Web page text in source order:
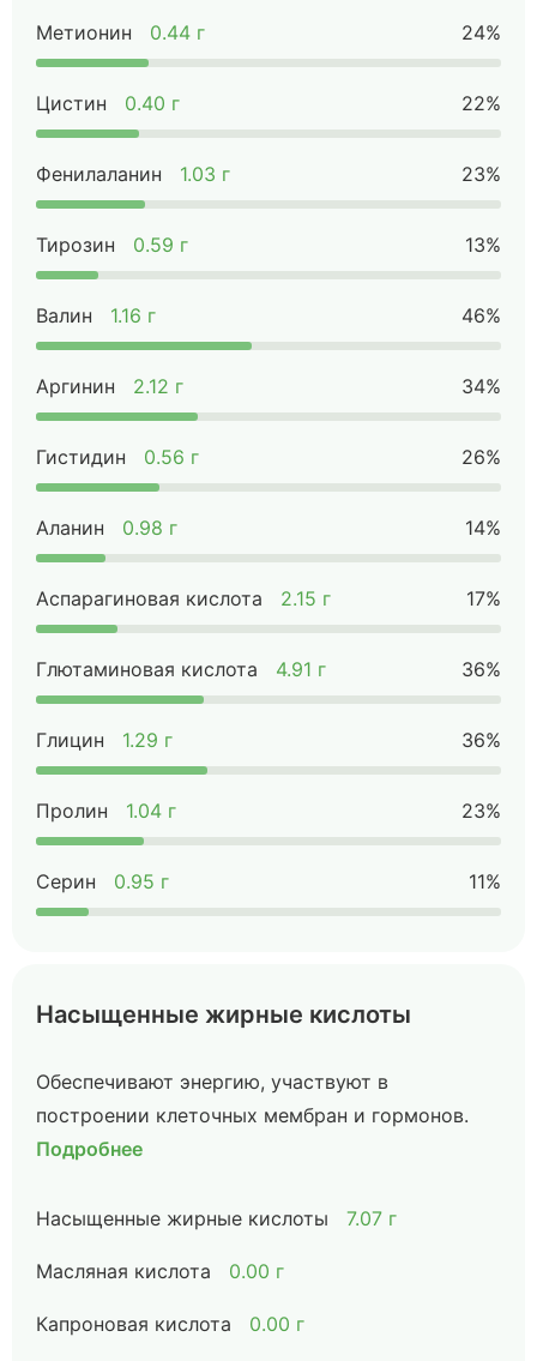
Метионин 0.44 г 24%
Цистин 0.40 г 22%
Фенилаланин 1.03 г 23%
Тирозин 0.59 г 13%
Валин 1.16 г 46%
Аргинин 2.12 г 34%
Гистидин 0.56 г 26%
Аланин 0.98 г 14%
Аспарагиновая кислота 2.15 г 17%
Глютаминовая кислота 4.91 г 36%
Глицин 1.29 г 36%
Пролин 1.04 г 23%
Серин 0.95 г 11%
Насыщенные жирные кислоты
Обеспечивают энергию, участвуют в
построении клеточных мембран и гормонов.
Подробнее
Насыщенные жирные кислоты 7.07 г
Масляная кислота 0.00 г
Капроновая кислота 0.00 г